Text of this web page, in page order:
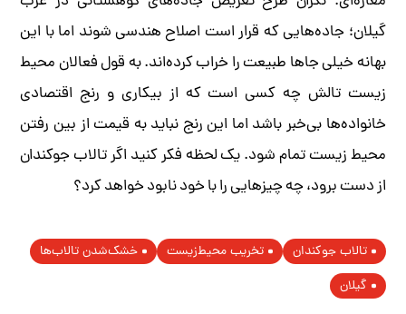
گیلان؛ جاده‌هایی که قرار است اصلاح هندسی شوند اما با این
بهانه خیلی جاها طبیعت را خراب کرده‌اند. به قول فعالان محیط
زیست تالش چه کسی است که از بیکاری و رنج اقتصادی
خانواده‌ها بی‌خبر باشد اما این رنج نباید به قیمت از بین رفتن
محیط زیست تمام شود. یک لحظه فکر کنید اگر تالاب جوکندان
از دست برود، چه چیزهایی را با خود نابود خواهد کرد؟
تالاب جوکندان تخریب محیط‌زیست
خشک‌شدن تالاب‌ها
گیلان